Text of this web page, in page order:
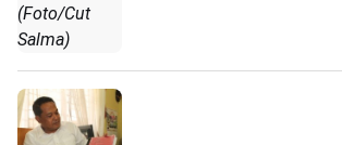
(Foto/Cut
Salma)